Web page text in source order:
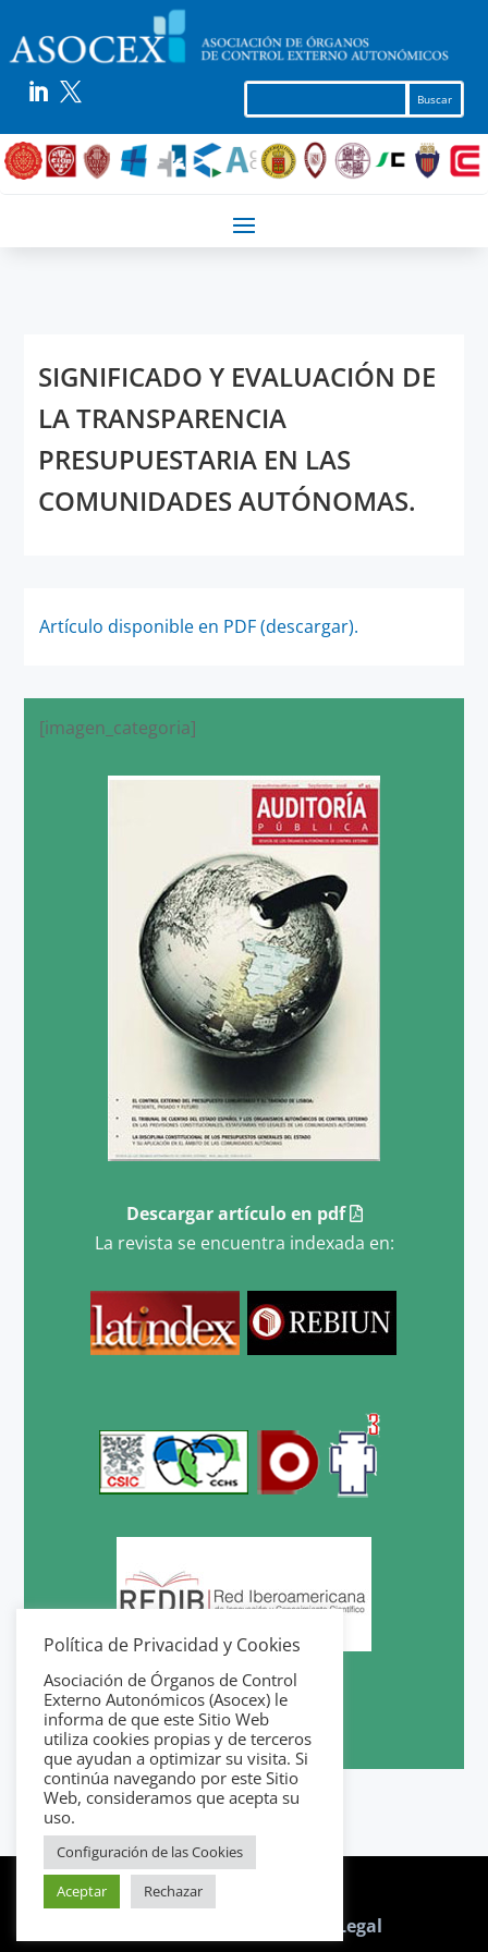
 
SIGNIFICADO Y EVALUACIÓN DE
LA TRANSPARENCIA
PRESUPUESTARIA EN LAS
COMUNIDADES AUTÓNOMAS.
Artículo disponible en PDF (descargar).
[imagen_categoria]
Descargar artículo en pdf
La revista se encuentra indexada en:
Aviso Legal
Política de Privacidad y Cookies
Asociación de Órganos de Control
Externo Autonómicos (Asocex) le
informa de que este Sitio Web
utiliza cookies propias y de terceros
que ayudan a optimizar su visita. Si
continúa navegando por este Sitio
Web, consideramos que acepta su
uso.
Configuración de las Cookies
Aceptar
Rechazar